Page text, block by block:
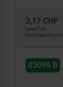
3,17 CHF
hors TVA
hors frais d’envoi
03099 B